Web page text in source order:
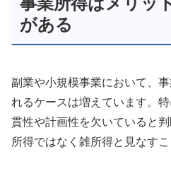
がある
副業や小規模事業において、
れるケースは増えています。
貫性や計画性を欠いていると
所得ではなく雑所得と見なすこ